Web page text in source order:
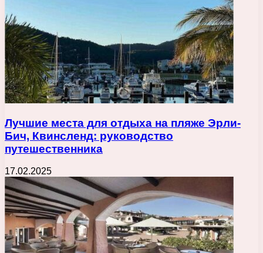
Лучшие места для отдыха на пляже Эрли-
Бич, Квинсленд: руководство
путешественника
17.02.2025